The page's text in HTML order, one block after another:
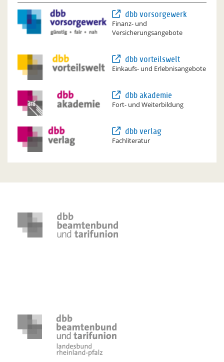
dbb vorsorgewerk
Finanz- und
Versicherungsangebote
dbb vorteilswelt
Einkaufs- und Erlebnisangebote
dbb akademie
Fort- und Weiterbildung
dbb verlag
Fachliteratur